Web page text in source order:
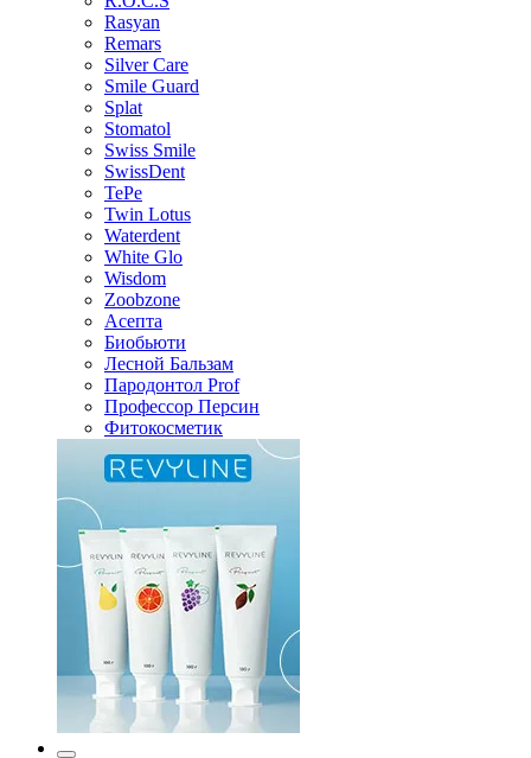
Rasyan
Remars
Silver Care
Smile Guard
Splat
Stomatol
Swiss Smile
SwissDent
TePe
Twin Lotus
Waterdent
White Glo
Wisdom
Zoobzone
Асепта
Биобьюти
Лесной Бальзам
Пародонтол Prof
Профессор Персин
Фитокосметик